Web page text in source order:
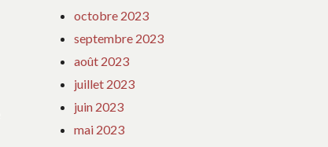
octobre 2023
septembre 2023
août 2023
juillet 2023
juin 2023
mai 2023